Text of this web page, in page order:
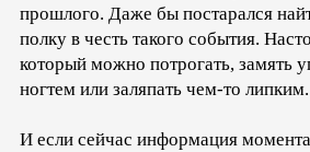
прошлого. Даже бы постарался
полку в честь такого события.
который можно потрогать, замять
ногтем или заляпать чем-то липким.
И если сейчас информация